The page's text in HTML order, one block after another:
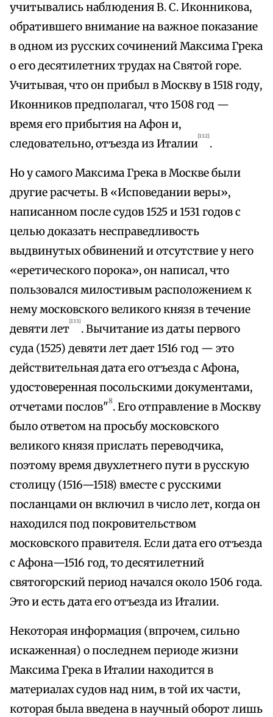
учитывались наблюдения В. С. Иконникова,
обратившего внимание на важное показание
в одном из русских сочинений Максима Грека
о его десятилетних трудах на Святой горе.
Учитывая, что он прибыл в Москву в 1518 году,
Иконников предполагал, что 1508 год —
время его прибытия на Афон и,
следовательно, отъезда из Италии
{132}
.
Но у самого Максима Грека в Москве были
другие расчеты. В «Исповедании веры»,
написанном после судов 1525 и 1531 годов с
целью доказать несправедливость
выдвинутых обвинений и отсутствие у него
«еретического порока», он написал, что
пользовался милостивым расположением к
нему московского великого князя в течение
девяти лет
{133}
. Вычитание из даты первого
суда (1525) девяти лет дает 1516 год — это
действительная дата его отъезда с Афона,
удостоверенная посольскими документами,
отчетами послов"8. Его отправление в Москву
было ответом на просьбу московского
великого князя прислать переводчика,
поэтому время двухлетнего пути в русскую
столицу (1516—1518) вместе с русскими
посланцами он включил в число лет, когда он
находился под покровительством
московского правителя. Если дата его отъезда
с Афона—1516 год, то десятилетний
святогорский период начался около 1506 года.
Это и есть дата его отъезда из Италии.
Некоторая информация (впрочем, сильно
искаженная) о последнем периоде жизни
Максима Грека в Италии находится в
материалах судов над ним, в той их части,
которая была введена в научный оборот лишь